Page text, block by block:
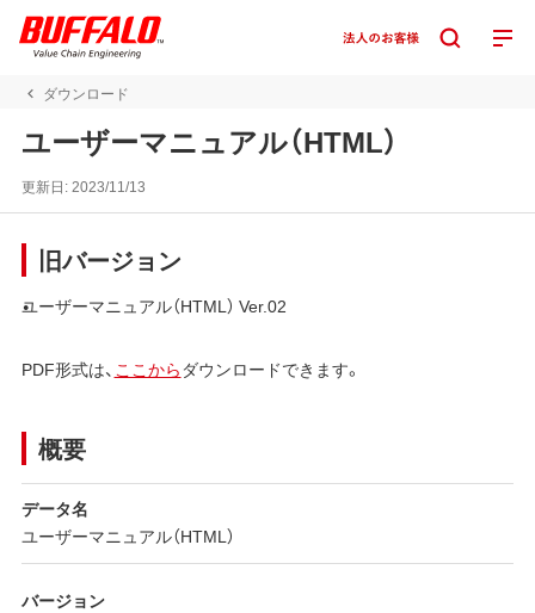
ダウンロード
ユーザーマニュアル（HTML）
更新日:2023/11/13
旧バージョン
ユーザーマニュアル（HTML） Ver.02
PDF形式は、 ここから ダウンロードできます。
概要
データ名
ユーザーマニュアル（HTML）
バージョン